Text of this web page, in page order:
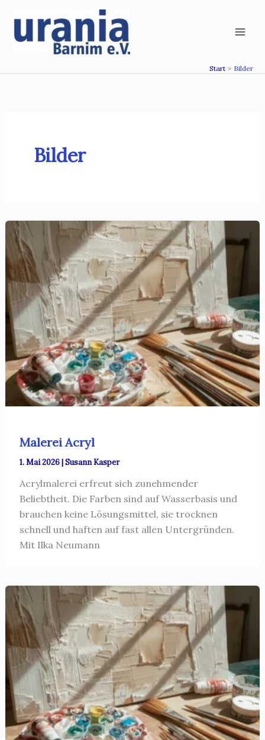
Inhalt
springen
Start Bilder
Bilder
Malerei Acryl
1. Mai 2026|Susann Kasper
Acrylmalerei erfreut sich zunehmender
Beliebtheit. Die Farben sind auf Wasserbasis und
brauchen keine Lösungsmittel, sie trocknen
schnell und haften auf fast allen Untergründen.
Mit Ilka Neumann